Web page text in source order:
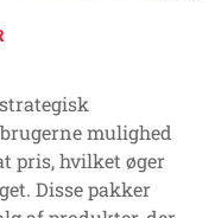
mulighed
pris, hvilket øger
Disse pakker